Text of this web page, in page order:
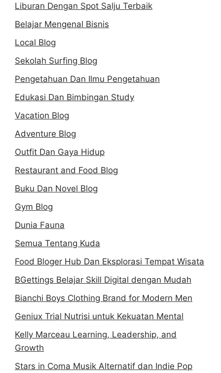
Liburan Dengan Spot Salju Terbaik
Belajar Mengenal Bisnis
Local Blog
Sekolah Surfing Blog
Pengetahuan Dan Ilmu Pengetahuan
Edukasi Dan Bimbingan Study
Vacation Blog
Adventure Blog
Outfit Dan Gaya Hidup
Restaurant and Food Blog
Buku Dan Novel Blog
Gym Blog
Dunia Fauna
Semua Tentang Kuda
Food Bloger Hub Dan Eksplorasi Tempat Wisata
BGettings Belajar Skill Digital dengan Mudah
Bianchi Boys Clothing Brand for Modern Men
Geniux Trial Nutrisi untuk Kekuatan Mental
Kelly Marceau Learning, Leadership, and
Growth
Stars in Coma Musik Alternatif dan Indie Pop